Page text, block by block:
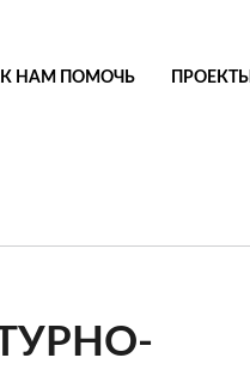
НАМ ПОМОЧЬ ПРОЕКТЫ